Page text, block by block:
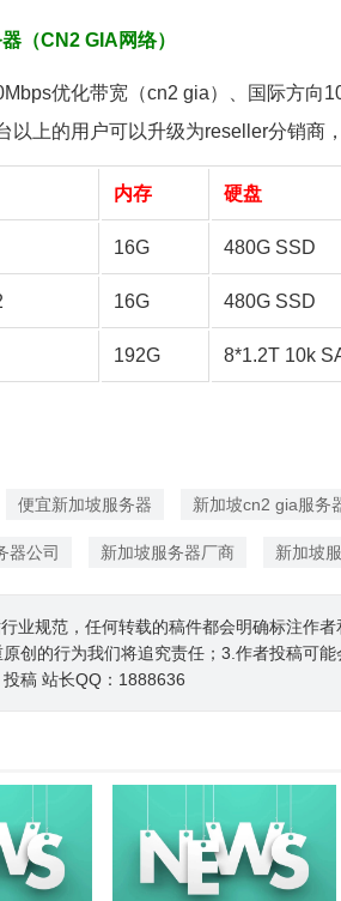
（CN2 GIA网络）
优化带宽（cn2 gia）、国际方向
以上的用户可以升级为reseller分销商
内存 硬盘
16G 480G SSD
16G 480G SSD
192G 8*1.2T 10k
便宜新加坡服务器 新加坡cn2 gia服务
器公司 新加坡服务器厂商 新加坡
业规范，任何转载的稿件都会明确标注作
创的行为我们将追究责任；3.作者投稿可能
投稿 站长QQ：1888636